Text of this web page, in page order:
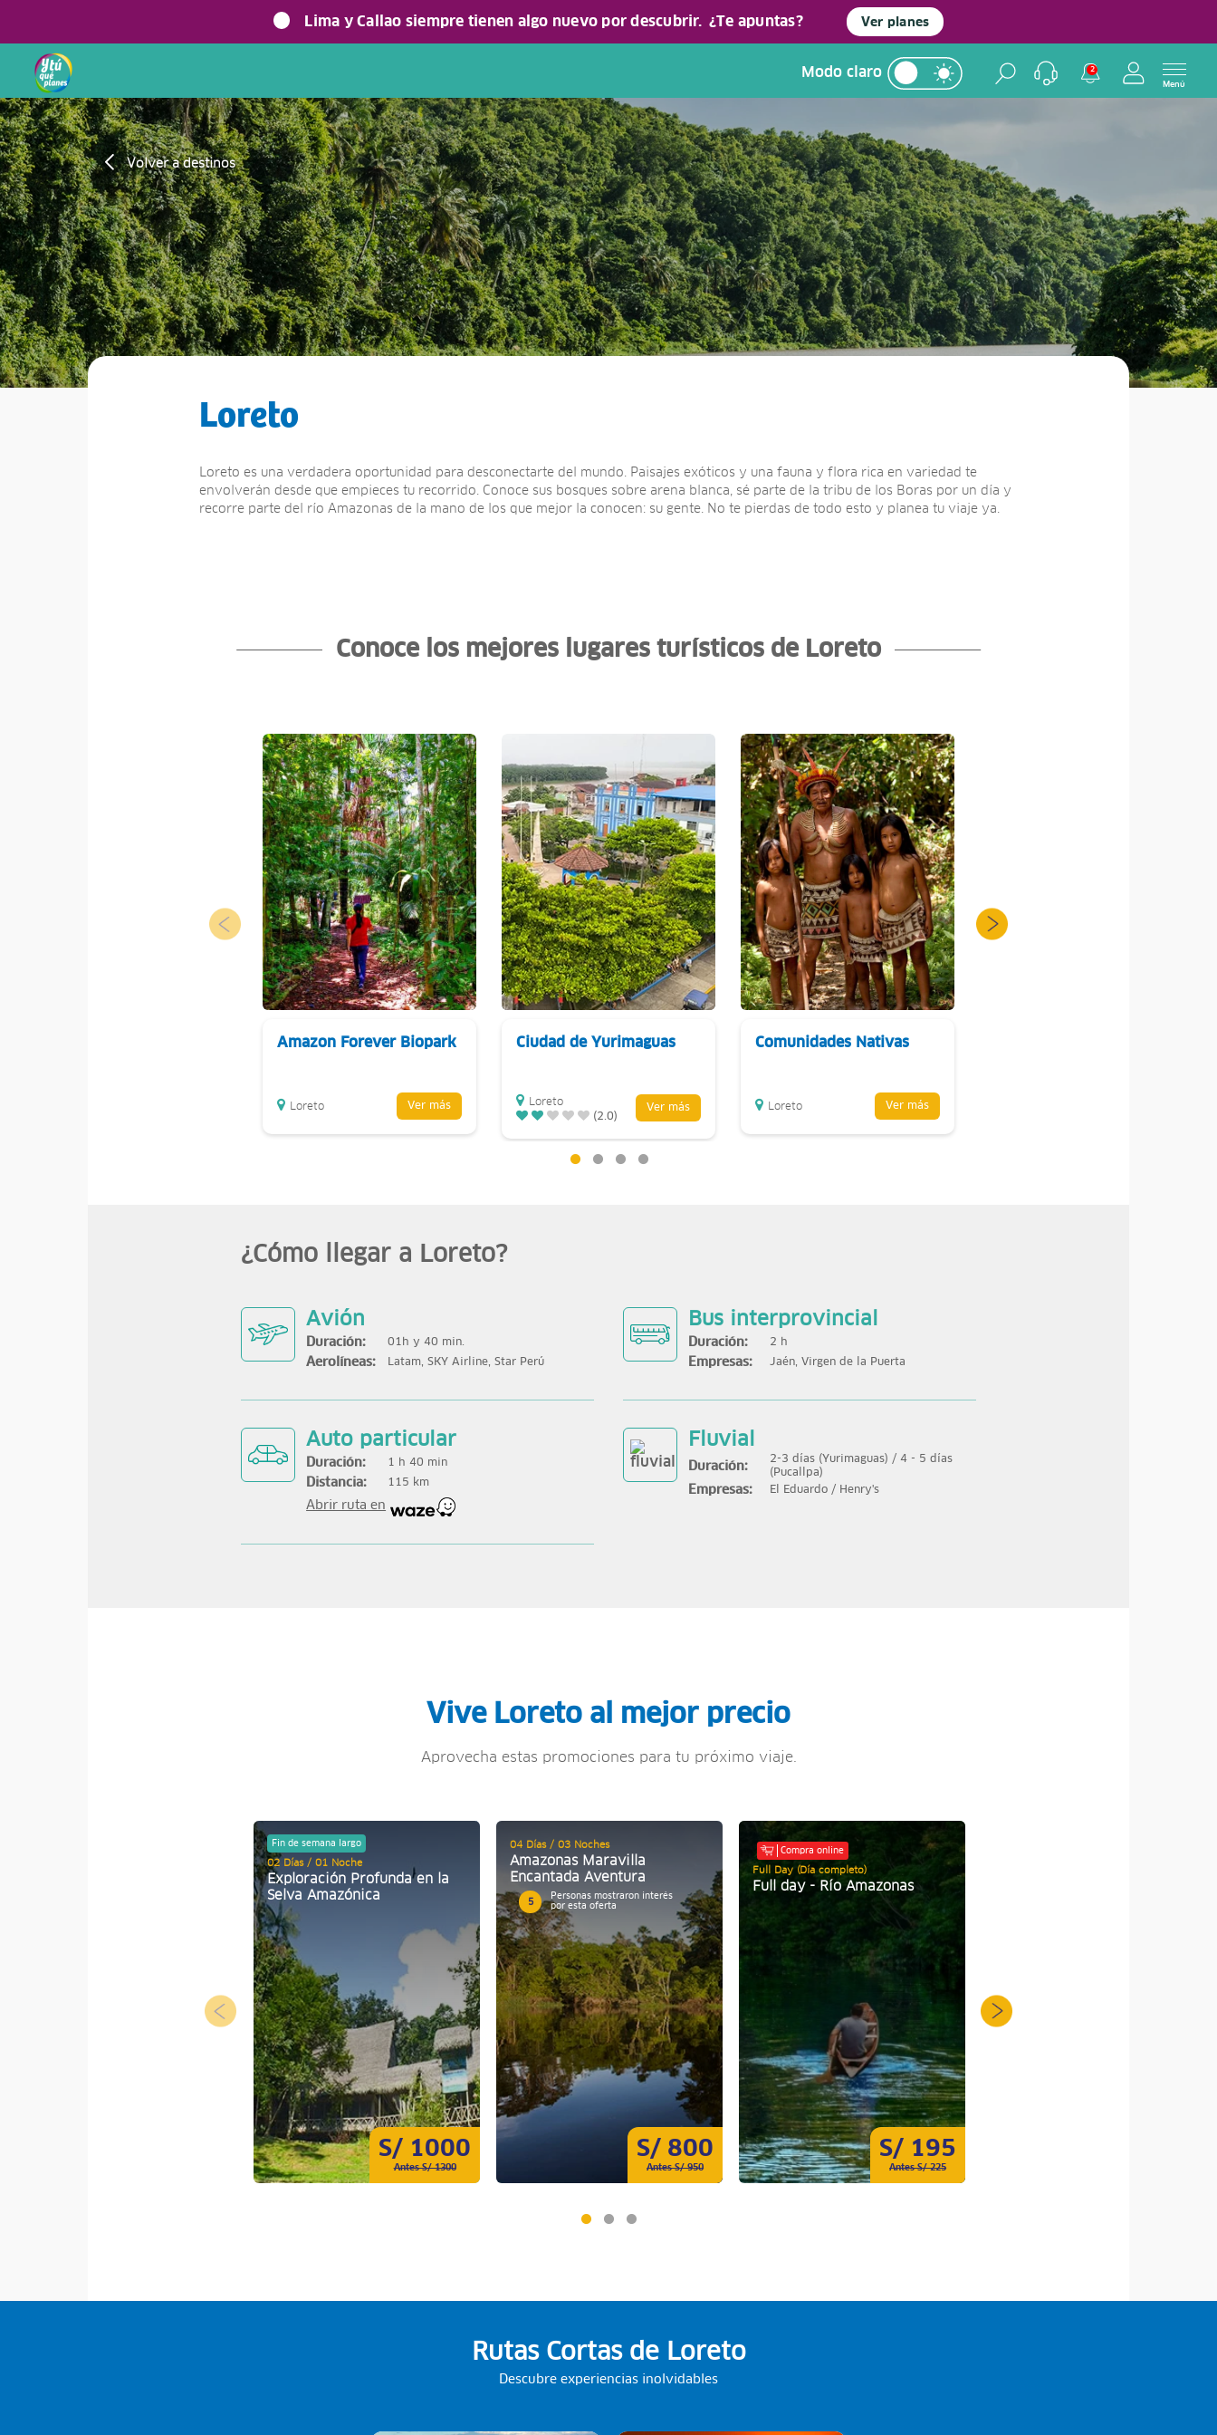
Lima y Callao siempre tienen algo nuevo por descubrir. ¿Te apuntas? Ver planes
Modo claro 2
Menú
Volver a destinos
Loreto
Loreto es una verdadera oportunidad para desconectarte del mundo. Paisajes exóticos y una fauna y flora rica en variedad te
envolverán desde que empieces tu recorrido. Conoce sus bosques sobre arena blanca, sé parte de la tribu de los Boras por un dí­a y
recorre parte del rí­o Amazonas de la mano de los que mejor la conocen: su gente. No te pierdas de todo esto y planea tu viaje ya.
Conoce los mejores lugares turísticos de Loreto
Amazon Forever Biopark
Loreto Ver más
Ciudad de Yurimaguas
Loreto
(2.0)
Ver más
Comunidades Nativas
Loreto Ver más
¿Cómo llegar a Loreto?
Avión
Duración: 01h y 40 min.
Aerolíneas: Latam, SKY Airline, Star Perú
Bus interprovincial
Duración: 2 h
Empresas: Jaén, Virgen de la Puerta
Auto particular
Duración: 1 h 40 min
Distancia: 115 km
Abrir ruta en
Fluvial
Duración:
2-3 días (Yurimaguas) / 4 - 5 días
(Pucallpa)
Empresas: El Eduardo / Henry's
Vive Loreto al mejor precio
Aprovecha estas promociones para tu próximo viaje.
S/ 1000
Antes S/ 1300
Fin de semana largo
02 Días / 01 Noche
Exploración Profunda en la
Selva Amazónica
S/ 800
Antes S/ 950
04 Días / 03 Noches
Amazonas Maravilla
Encantada Aventura
5
Personas mostraron interés
por esta oferta
S/ 195
Antes S/ 225
Compra online
Full Day (Día completo)
Full day - Río Amazonas
Rutas Cortas de Loreto
Descubre experiencias inolvidables